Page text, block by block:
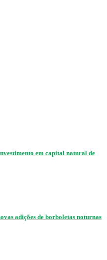
em capital natural de
adições de borboletas noturnas